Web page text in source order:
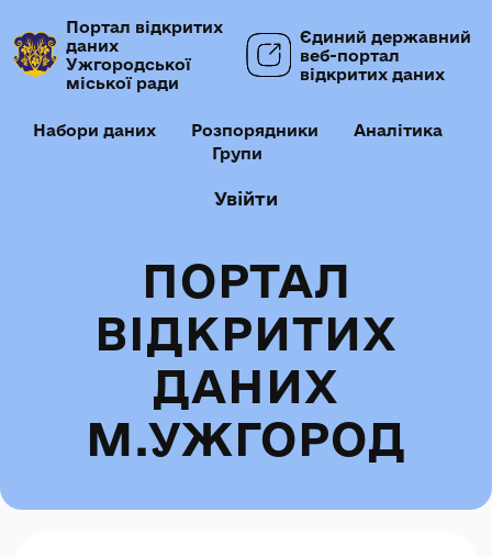
Портал відкритих
даних
Ужгородської
міської ради
Єдиний державний
веб-портал
відкритих даних
Набори даних Розпорядники
Аналітика
Групи
Увійти
ПОРТАЛ
ВІДКРИТИХ
ДАНИХ
М.УЖГОРОД